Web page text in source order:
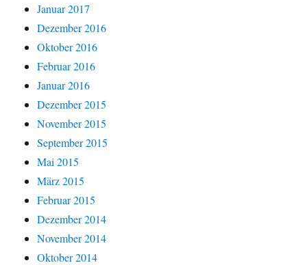
Januar 2017
Dezember 2016
Oktober 2016
Februar 2016
Januar 2016
Dezember 2015
November 2015
September 2015
Mai 2015
März 2015
Februar 2015
Dezember 2014
November 2014
Oktober 2014